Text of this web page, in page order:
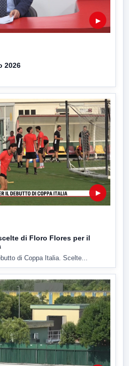
▶
2026
▶
di Floro Flores per il
di Coppa Italia. Scelte...